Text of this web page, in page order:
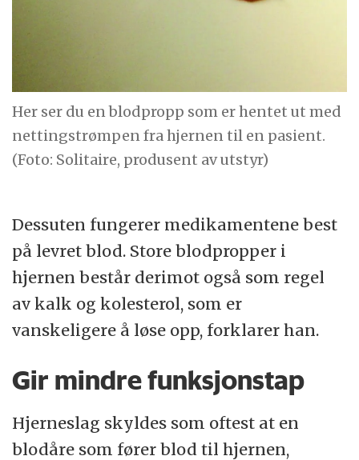
Her ser du en blodpropp som er hentet ut med
nettingstrømpen fra hjernen til en pasient.
(Foto: Solitaire, produsent av utstyr)
Dessuten fungerer medikamentene best
på levret blod. Store blodpropper i
hjernen består derimot også som regel
av kalk og kolesterol, som er
vanskeligere å løse opp, forklarer han.
Gir mindre funksjonstap
Hjerneslag skyldes som oftest at en
blodåre som fører blod til hjernen,